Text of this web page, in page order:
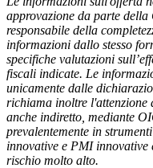
approvazione da parte della
responsabile della
informazioni dallo stesso
specifiche valutazioni
fiscali indicate. Le
unicamente dalle
richiama inoltre l'attenzione
anche indiretto, mediante
prevalentemente in
innovative e PMI
rischio molto alto.